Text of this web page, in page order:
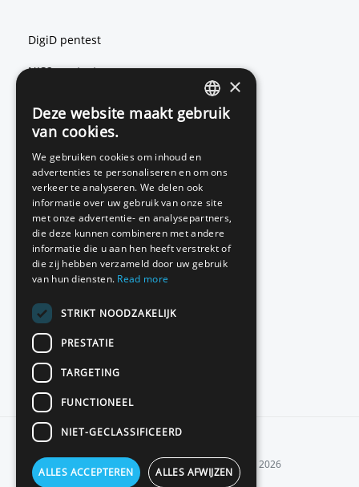
DigiD pentest
NIS2 pentest
Red teaming
Basic Scan
Source code review
Pakketten en prijzen
Klantreferenties
© 2026
ENGLISH
×
Deze website maakt gebruik
van cookies.
We gebruiken cookies om inhoud en
advertenties te personaliseren en om ons
verkeer te analyseren. We delen ook
informatie over uw gebruik van onze site
met onze advertentie- en analysepartners,
die deze kunnen combineren met andere
informatie die u aan hen heeft verstrekt of
die zij hebben verzameld door uw gebruik
van hun diensten. Read more
STRIKT NOODZAKELIJK
PRESTATIE
TARGETING
FUNCTIONEEL
NIET-GECLASSIFICEERD
ALLES ACCEPTEREN ALLES AFWIJZEN